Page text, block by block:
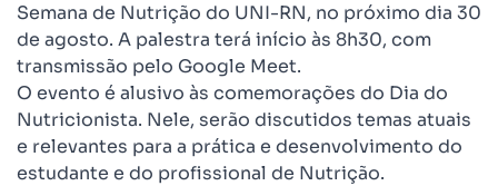
Semana de Nutrição do UNI-RN, no próximo dia 30
de agosto. A palestra terá início às 8h30, com
transmissão pelo Google Meet.
O evento é alusivo às comemorações do Dia do
Nutricionista. Nele, serão discutidos temas atuais
e relevantes para a prática e desenvolvimento do
estudante e do profissional de Nutrição.